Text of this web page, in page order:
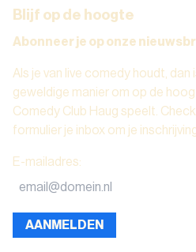
Blijf op de hoogte
Abonneer je op onze
Als je van live comedy houdt, dan
geweldige manier om op de
Comedy Club Haug speelt.
formulier je inbox om je
E-mailadres:
AANMELDEN